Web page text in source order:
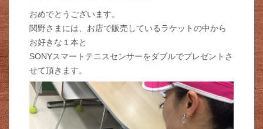
おめでとうございます。
関野さまには、お店で販売しているラケットの中から
お好きな１本と
SONYスマートテニスセンサーをダブルでプレゼントさ
せて頂きます。